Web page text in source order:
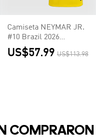
Camiseta NEYMAR JR.
#10 Brazil 2026
Primera Equipación
Copa del Mundo -
US$57.99 US$113.98
COMPRARON